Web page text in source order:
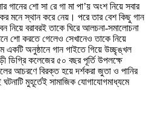
গানের শো সা রে গা মা পা’য় অংশ নিয়ে সবার
মনে স্থান করে নেয়। পরে তার বেশ কিছু গান
বরাবরই তাকে ঘিরে আলচনা-সমালোচনা
শো করতে গেলেও সেখানেও তাকে নিয়ে
একটি অনুষ্ঠানে গান গাইতে গিয়ে উচ্ছৃঙ্খল
ডিগ্রি কলেজের ৫০ বছর পূর্তি উপলক্ষে
আচরণে বিরক্ত হয়ে দর্শকরা জুতা ও পানির
মুহূর্তেই সামাজিক যোগাযোগমাধ্যমে